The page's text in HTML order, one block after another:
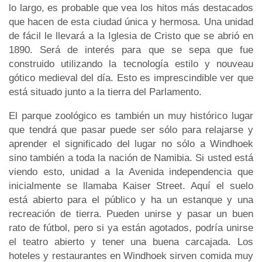
lo largo, es probable que vea los hitos más destacados
que hacen de esta ciudad única y hermosa. Una unidad
de fácil le llevará a la Iglesia de Cristo que se abrió en
1890. Será de interés para que se sepa que fue
construido utilizando la tecnología estilo y nouveau
gótico medieval del día. Esto es imprescindible ver que
está situado junto a la tierra del Parlamento.
El parque zoológico es también un muy histórico lugar
que tendrá que pasar puede ser sólo para relajarse y
aprender el significado del lugar no sólo a Windhoek
sino también a toda la nación de Namibia. Si usted está
viendo esto, unidad a la Avenida independencia que
inicialmente se llamaba Kaiser Street. Aquí el suelo
está abierto para el público y ha un estanque y una
recreación de tierra. Pueden unirse y pasar un buen
rato de fútbol, pero si ya están agotados, podría unirse
el teatro abierto y tener una buena carcajada. Los
hoteles y restaurantes en Windhoek sirven comida muy